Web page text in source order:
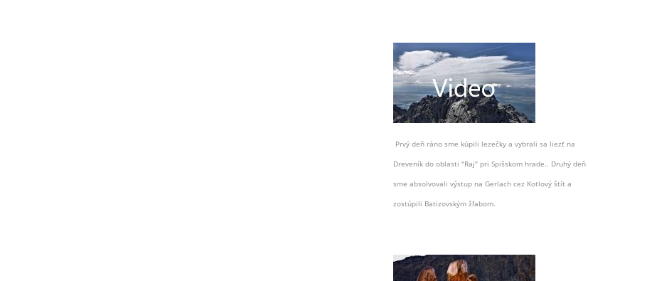
Prvý deň ráno sme kúpili lezečky a vybrali sa liezť na
Dreveník do oblasti "Raj" pri Spišskom hrade.. Druhý deň
sme absolvovali výstup na Gerlach cez Kotlový štít a
zostúpili Batizovským žľabom.